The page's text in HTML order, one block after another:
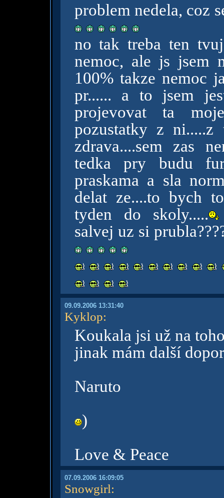
problem nedela, coz
no tak treba ten
nemoc, ale js jsem
100% takze nemoc
pr...... a to jsem
projevovat ta
pozustatky z ni.....z
zdrava....sem zas
tedka pry budu
praskama a sla
delat ze....to bych
tyden do skoly.....
salvej uz si
09.09.2006 13:31:40
Kyklop:
Koukala jsi už na
jinak mám další
Naruto
)
Love & Peace
07.09.2006 16:09:05
Snowgirl: